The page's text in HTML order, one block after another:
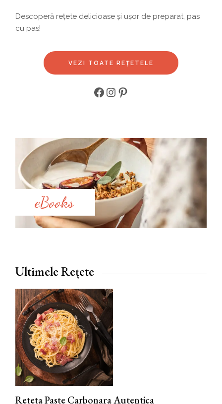
Descoperă rețete delicioase și ușor de preparat, pas
cu pas!
VEZI TOATE REȚETELE
Facebook
Instagram
Pinterest
eBooks
Ultimele Rețete
Reteta Paste Carbonara Autentica